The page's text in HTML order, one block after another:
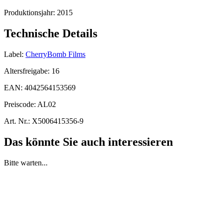
Produktionsjahr: 2015
Technische Details
Label: CherryBomb Films
Altersfreigabe: 16
EAN: 4042564153569
Preiscode: AL02
Art. Nr.: X5006415356-9
Das könnte Sie auch interessieren
Bitte warten...